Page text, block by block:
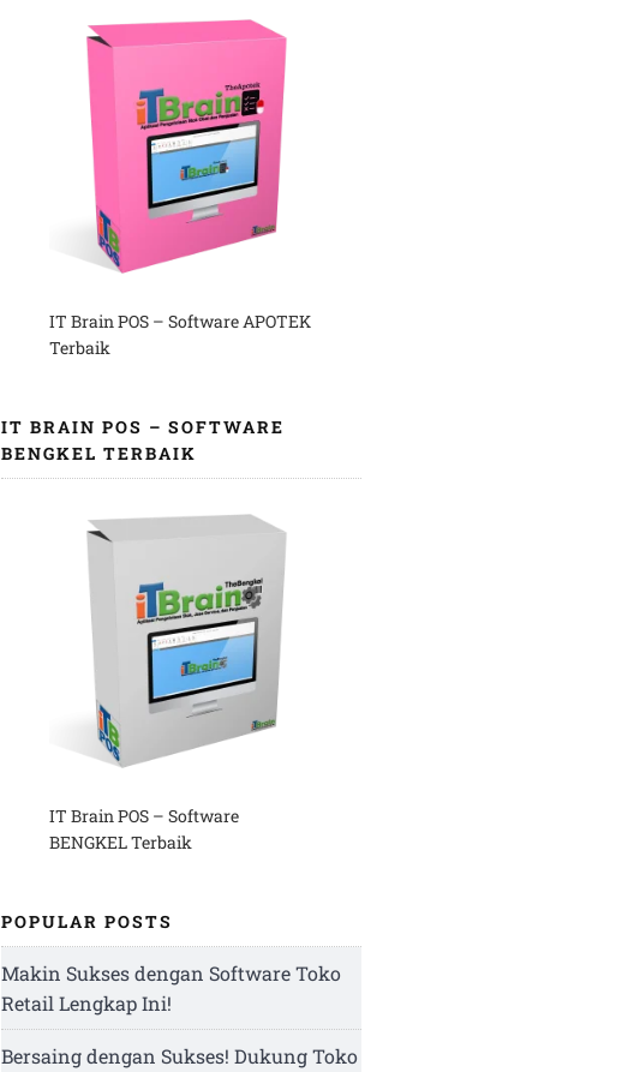
IT Brain POS – Software APOTEK
Terbaik
IT BRAIN POS – SOFTWARE
BENGKEL TERBAIK
IT Brain POS – Software
BENGKEL Terbaik
POPULAR POSTS
Makin Sukses dengan Software Toko
Retail Lengkap Ini!
Bersaing dengan Sukses! Dukung Toko